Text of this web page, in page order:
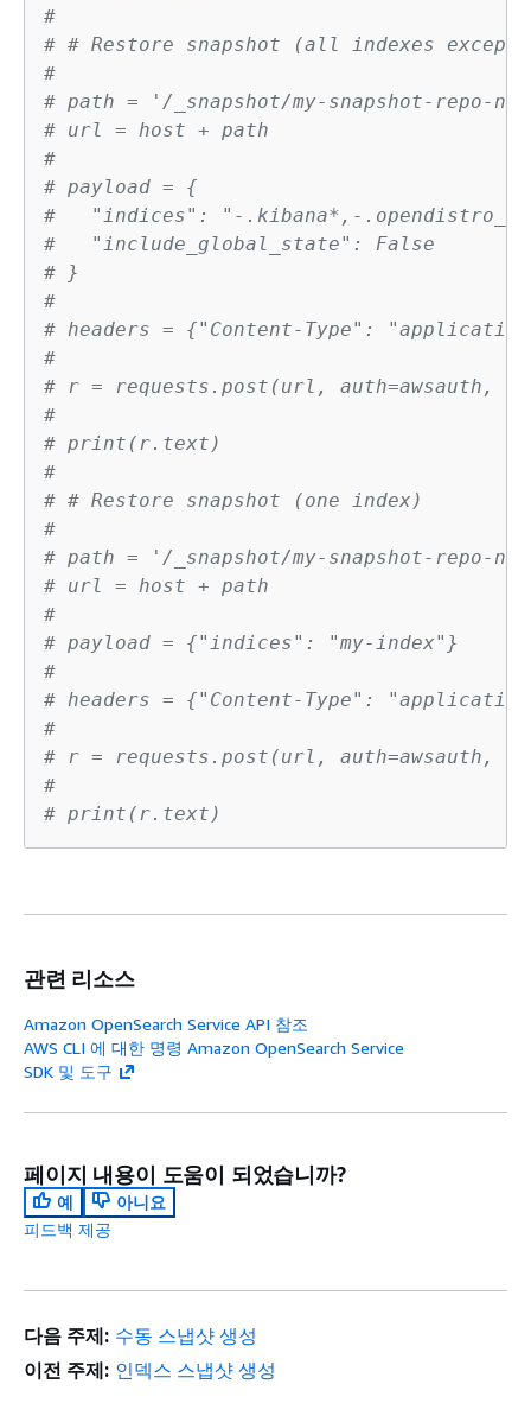
#
# # Restore snapshot (all indexes except
#
# path = '/_snapshot/my-snapshot-repo-
# url = host + path
#
# payload = {
#   "indices": "-.kibana*,-
#   "include_global_state": False
# }
#
# headers = {"Content-Type":
#
# r = requests.post(url, auth=awsauth,
#
# print(r.text)
#
# # Restore snapshot (one index)
#
# path = '/_snapshot/my-snapshot-repo-
# url = host + path
#
# payload = {"indices": "my-index"}
#
# headers = {"Content-Type":
#
# r = requests.post(url, auth=awsauth,
#
# print(r.text)
관련 리소스
Amazon OpenSearch Service API 참조
AWS CLI 에 대한 명령 Amazon OpenSearch Service
SDK 및 도구
페이지 내용이 도움이 되었습니까?
예
아니요
피드백 제공
다음 주제: 수동 스냅샷 생성
이전 주제: 인덱스 스냅샷 생성